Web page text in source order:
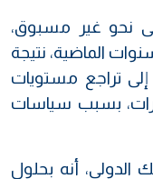
نحو غير مسبوق،
الماضية، نتيجة
إلى تراجع مستويات
بسبب سياسات
الدولي، أنه بحلول